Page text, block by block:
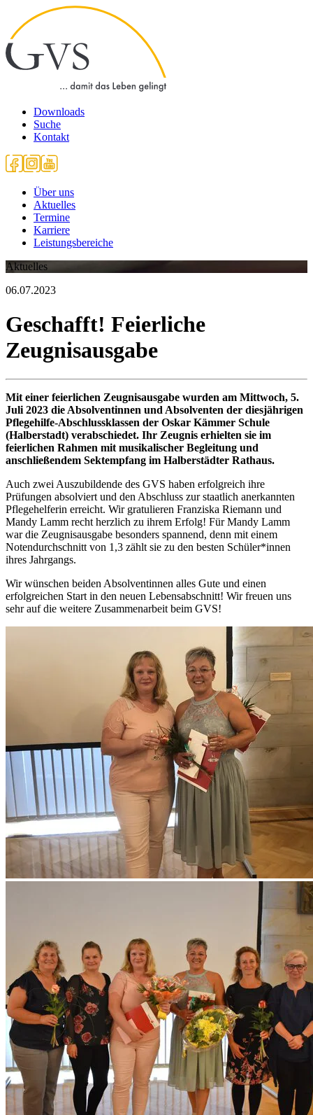
Downloads
Suche
Kontakt
Über uns
Aktuelles
Termine
Karriere
Leistungsbereiche
Aktuelles
06.07.2023
Geschafft! Feierliche
Zeugnisausgabe
Mit einer feierlichen Zeugnisausgabe wurden am Mittwoch, 5.
Juli 2023 die Absolventinnen und Absolventen der diesjährigen
Pflegehilfe-Abschlussklassen der Oskar Kämmer Schule
(Halberstadt) verabschiedet. Ihr Zeugnis erhielten sie im
feierlichen Rahmen mit musikalischer Begleitung und
anschließendem Sektempfang im Halberstädter Rathaus.
Auch zwei Auszubildende des GVS haben erfolgreich ihre
Prüfungen absolviert und den Abschluss zur staatlich anerkannten
Pflegehelferin erreicht. Wir gratulieren Franziska Riemann und
Mandy Lamm recht herzlich zu ihrem Erfolg! Für Mandy Lamm
war die Zeugnisausgabe besonders spannend, denn mit einem
Notendurchschnitt von 1,3 zählt sie zu den besten Schüler*innen
ihres Jahrgangs.
Wir wünschen beiden Absolventinnen alles Gute und einen
erfolgreichen Start in den neuen Lebensabschnitt! Wir freuen uns
sehr auf die weitere Zusammenarbeit beim GVS!